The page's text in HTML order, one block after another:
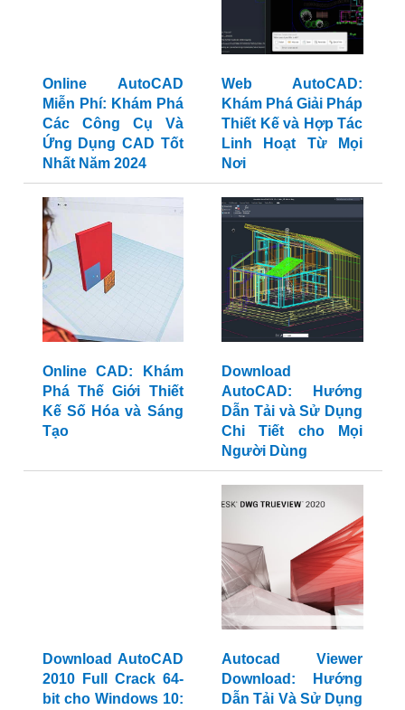
Online AutoCAD
Miễn Phí: Khám Phá
Các Công Cụ Và
Ứng Dụng CAD Tốt
Nhất Năm 2024
Web AutoCAD:
Khám Phá Giải Pháp
Thiết Kế và Hợp Tác
Linh Hoạt Từ Mọi
Nơi
Online CAD: Khám
Phá Thế Giới Thiết
Kế Số Hóa và Sáng
Tạo
Download
AutoCAD: Hướng
Dẫn Tải và Sử Dụng
Chi Tiết cho Mọi
Người Dùng
Download AutoCAD
2010 Full Crack 64-
bit cho Windows 10:
Autocad Viewer
Download: Hướng
Dẫn Tải Và Sử Dụng